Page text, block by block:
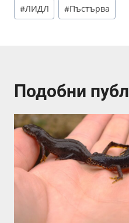
#ЛИДЛ #Пъстърва
Подобни